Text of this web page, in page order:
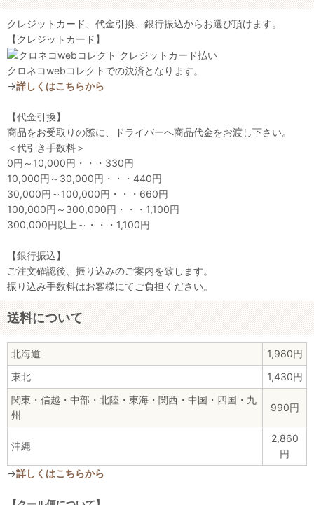
クレジットカード、代金引換、銀行振込からお選び頂けます。
【クレジットカード】
クロネコwebコレクトでの決済となります。
→詳しくはこちらから
【代金引換】
商品をお受取りの際に、ドライバーへ商品代金をお渡し下さい。
＜代引き手数料＞
0円～10,000円・・・330円
10,000円～30,000円・・・440円
30,000円～100,000円・・・660円
100,000円～300,000円・・・1,100円
300,000円以上～・・・1,100円
【銀行振込】
ご注文確認後、振り込みのご案内を致します。
振り込み手数料はお客様にてご負担ください。
送料について
北海道
1,980円
東北
1,430円
関東・信越・中部・北陸・東海・関西・中国・四国・九
州
990円
沖縄
2,860
円
→詳しくはこちらから